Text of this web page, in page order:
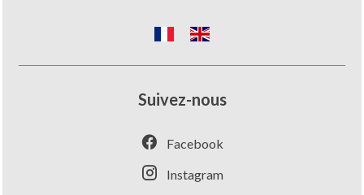
Suivez-nous
Facebook
Instagram